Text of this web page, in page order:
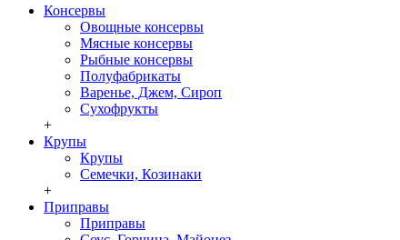
Консервы
Овощные консервы
Мясные консервы
Рыбные консервы
Полуфабрикаты
Варенье, Джем, Сироп
Сухофрукты
+
Крупы
Крупы
Семечки, Козинаки
+
Приправы
Приправы